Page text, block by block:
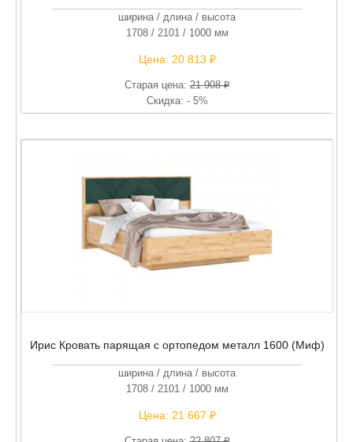
ширина / длина / высота
1708 / 2101 / 1000 мм
Цена: 20 813 ₽
Старая цена:21 908 ₽
Скидка: - 5%
Ирис Кровать парящая с ортопедом металл 1600 (Миф)
ширина / длина / высота
1708 / 2101 / 1000 мм
Цена: 21 667 ₽